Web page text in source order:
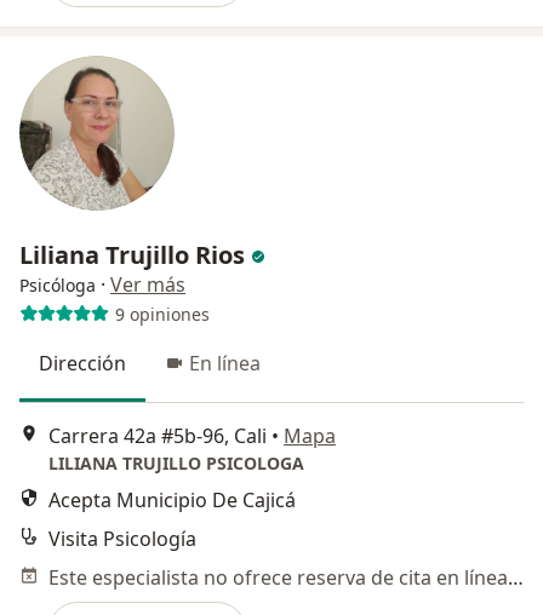
Liliana Trujillo Rios
Psicóloga · Ver más
9 opiniones
Dirección En línea
Carrera 42a #5b-96, Cali • Mapa
LILIANA TRUJILLO PSICOLOGA
Acepta Municipio De Cajicá
Visita Psicología
Este especialista no ofrece reserva de cita en línea en esta dirección.